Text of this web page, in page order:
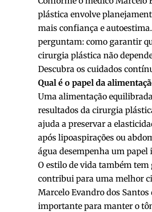
plástica envolve
mais confiança e
perguntam: como garantir
cirurgia plástica não
Descubra os cuidados
Qual é o papel da
Uma alimentação
resultados da cirurgia
ajuda a preservar a
após lipoaspirações ou
água desempenha um papel
O estilo de vida também
contribui para uma melhor
Marcelo Evandro dos
importante para manter o